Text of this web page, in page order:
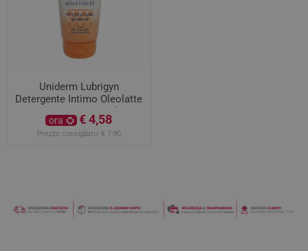
Uniderm Lubrigyn
Detergente Intimo Oleolatte
Cremoso 200 ml
ora € 4,58
Prezzo consigliato: € 7,90